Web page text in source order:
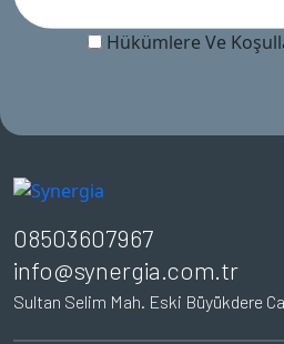
Hükümlere Ve
08503607967
info@synergia.com.tr
Sultan Selim Mah. Eski Büyükdere